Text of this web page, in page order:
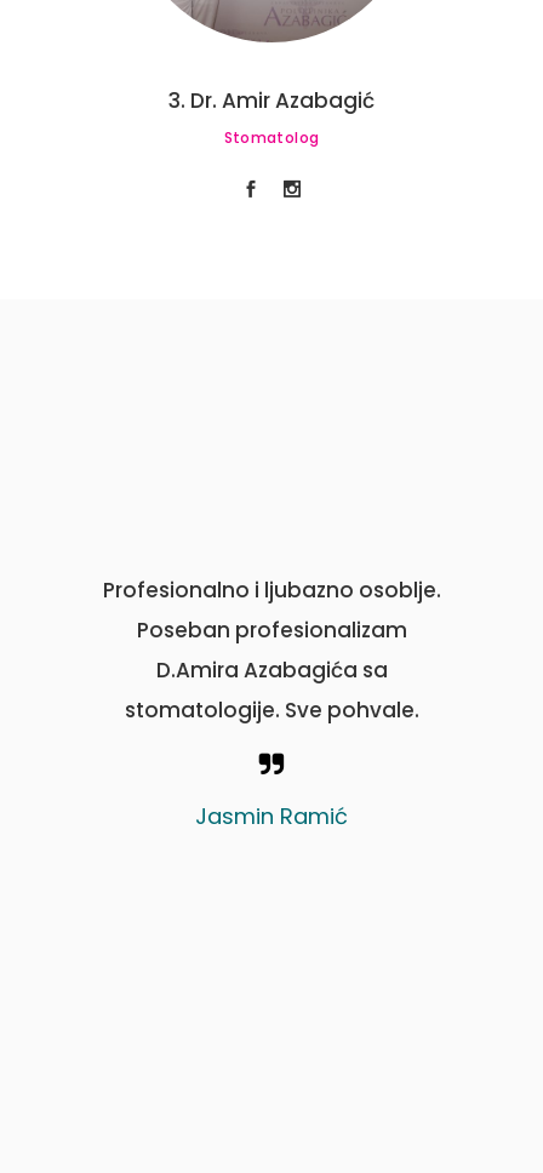
3. Dr. Amir Azabagić
Stomatolog
Profesionalno i ljubazno osoblje.
Poseban profesionalizam
D.Amira Azabagića sa
stomatologije. Sve pohvale.
Jasmin Ramić